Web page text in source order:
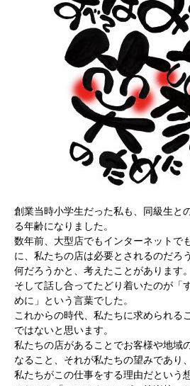
創業当時小学生だった私も、同級生と
る年齢になりました。
数年前、大型店でもインターネットで
に、私たちの店は必要とされるのだろ
何だろうかと、考えたことがあります。
そして話し合ってたどり着いたのが「
めに」という言葉でした。
これからの時代、私たちに求められる
ではないと思います。
私たちの店があることでお客様や地域
なること、それが私たちの望みであり
私たちがこの仕事をする理由だという